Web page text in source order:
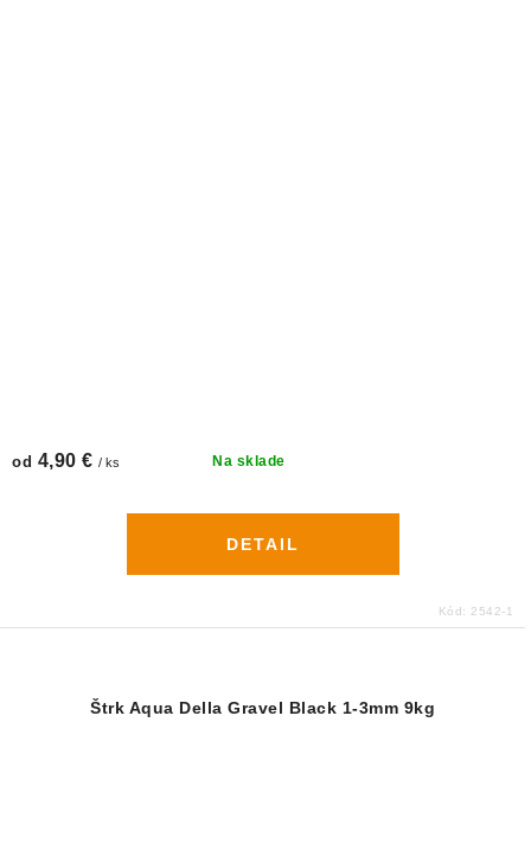
Na sklade
od 4,90 € / ks
DETAIL
Kód: 2542-1
Štrk Aqua Della Gravel Black 1-3mm 9kg